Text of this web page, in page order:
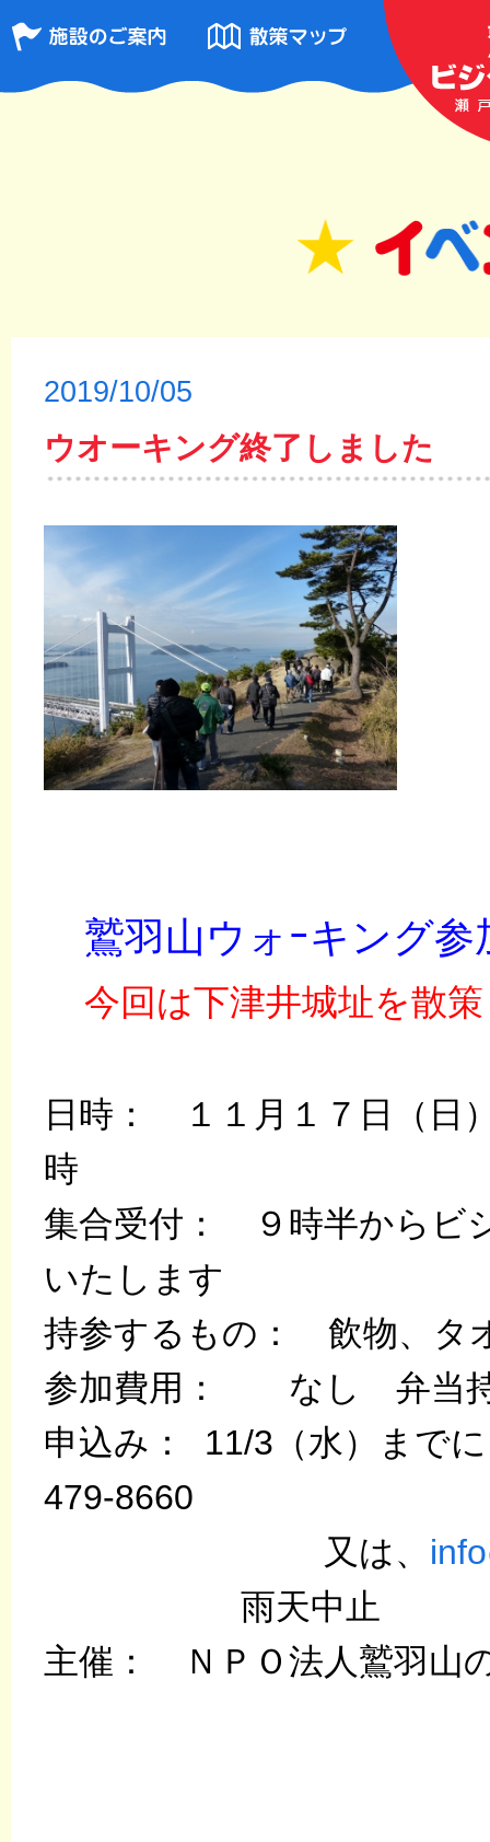
2019/10/05
ウオーキング終了しました
鷲羽山ウォｰキング参
今回は下津井城址を散
日時： １１月１７日（日
時
集合受付： ９時半からビ
いたします
持参するもの： 飲物、
参加費用： なし 弁当
申込み： 11/3（水）まで
479-8660
又は、
雨天中止
主催： ＮＰＯ法人鷲羽山